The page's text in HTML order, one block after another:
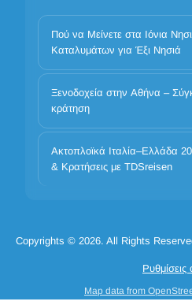
Πού να Μείνετε στα Ιόνια
Καταλυμάτων για Έξι Νησιά
Ξενοδοχεία στην Αθήνα –
κράτηση
Ακτοπλοϊκά Ιταλία–Ελλάδα
& Κρατήσεις με TDSreisen
Copyrights © 2026. All Rights
Map data from
Η προστασία των προσωπικών
σημαντική
Χρησιμοποιούμε cookies για να
Επιλέξτε ποιες κατηγορίες